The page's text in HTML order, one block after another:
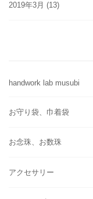
2019年3月 (13)
handwork lab musubi
お守り袋、巾着袋
お念珠、お数珠
アクセサリー